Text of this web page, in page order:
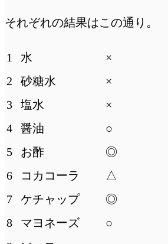
それぞれの結果はこの通り。
1 水
×
2
砂糖水
×
3
塩水
×
4
醤油
○
5
お酢
◎
6
コカコーラ
△
7
ケチャップ
◎
8
マヨネーズ
○